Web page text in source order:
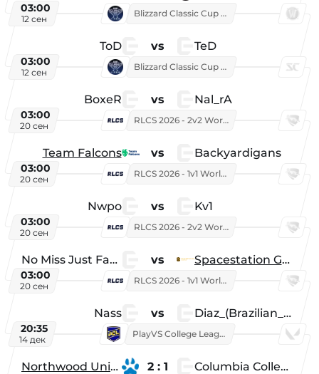
03:00
12 сен
Blizzard Classic Cup 2026
ToD vs TeD
03:00
12 сен
Blizzard Classic Cup 2026
BoxeR vs Nal_rA
03:00
20 сен
RLCS 2026 - 2v2 World Championship
Team Falcons vs Backyardigans
03:00
20 сен
RLCS 2026 - 1v1 World Championship
Nwpo vs Kv1
03:00
20 сен
RLCS 2026 - 2v2 World Championship
No Miss Just Fake vs Spacestation Gaming
03:00
20 сен
RLCS 2026 - 1v1 World Championship
Nass vs Diaz_(Brazilian_Player)
20:35
14 дек
PlayVS College League 2025: Fall
Northwood University 2 : 1 Columbia College